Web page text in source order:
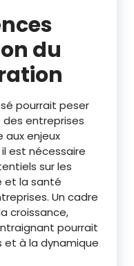
du
pourrait peser
entreprises
aux enjeux
est nécessaire
sur les
et la santé
Un cadre
croissance,
pourrait
et à la dynamique